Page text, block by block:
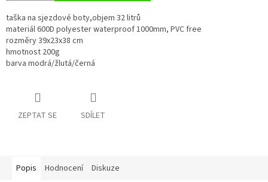
taška na sjezdové boty,objem 32 litrů
materiál 600D polyester waterproof 1000mm, PVC free
rozměry 39x23x38 cm
hmotnost 200g
barva modrá/žlutá/černá
ZEPTAT SE SDÍLET
Popis Hodnocení Diskuze